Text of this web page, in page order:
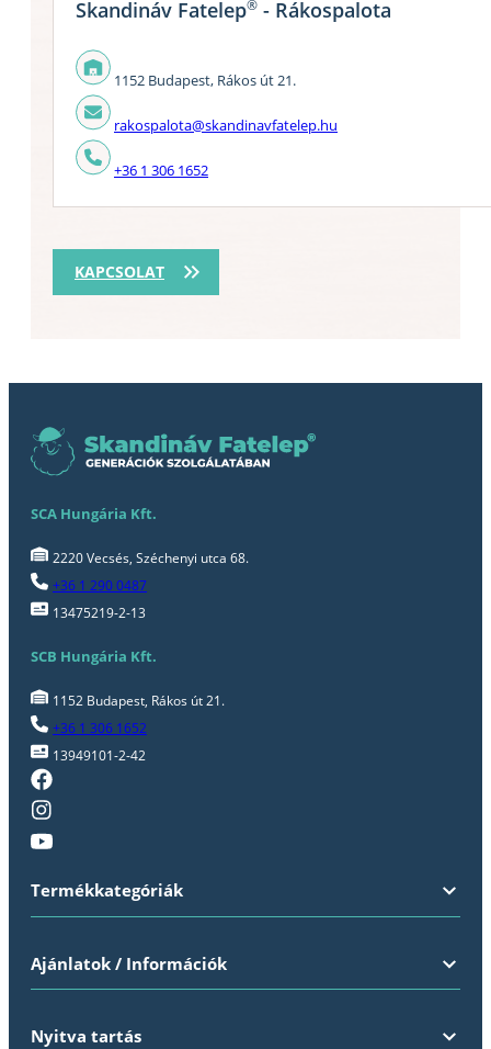
KAPCSOLAT
Skandináv Fatelep® - Rákospalota
1152 Budapest, Rákos út 21.
rakospalota@skandinavfatelep.hu
+36 1 306 1652
SCA Hungária Kft.
2220 Vecsés, Széchenyi utca 68.
+36 1 290 0487
13475219-2-13
SCB Hungária Kft.
1152 Budapest, Rákos út 21.
+36 1 306 1652
13949101-2-42
Termékkategóriák
Ajánlatok / Információk
Nyitva tartás